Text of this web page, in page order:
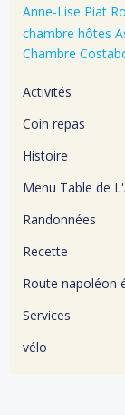
Anne-Lise Piat
chambre hôtes
Chambre
Activités
Coin repas
Histoire
Menu Table de
Randonnées
Recette
Route napoléon
Services
vélo